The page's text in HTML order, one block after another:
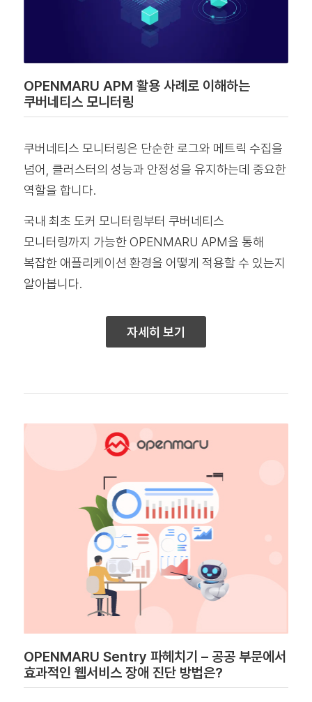
OPENMARU APM 활용 사례로 이해하는
쿠버네티스 모니터링
쿠버네티스 모니터링은 단순한 로그와 메트릭 수집을
넘어, 클러스터의 성능과 안정성을 유지하는데 중요한
역할을 합니다.
국내 최초 도커 모니터링부터 쿠버네티스
모니터링까지 가능한 OPENMARU APM을 통해
복잡한 애플리케이션 환경을 어떻게 적용할 수 있는지
알아봅니다.
자세히 보기
OPENMARU Sentry 파헤치기 – 공공 부문에서
효과적인 웹서비스 장애 진단 방법은?